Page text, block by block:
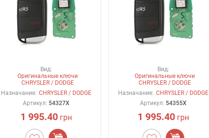
Вид:
Оригинальные ключи
CHRYSLER / DODGE
Назначание: CHRYSLER / DODGE
Артикул: 54327X
1 995.40 грн
Вид:
Оригинальные ключи
CHRYSLER / DODGE
Назначание: CHRYSLER / DODGE
Артикул: 54355X
1 995.40 грн